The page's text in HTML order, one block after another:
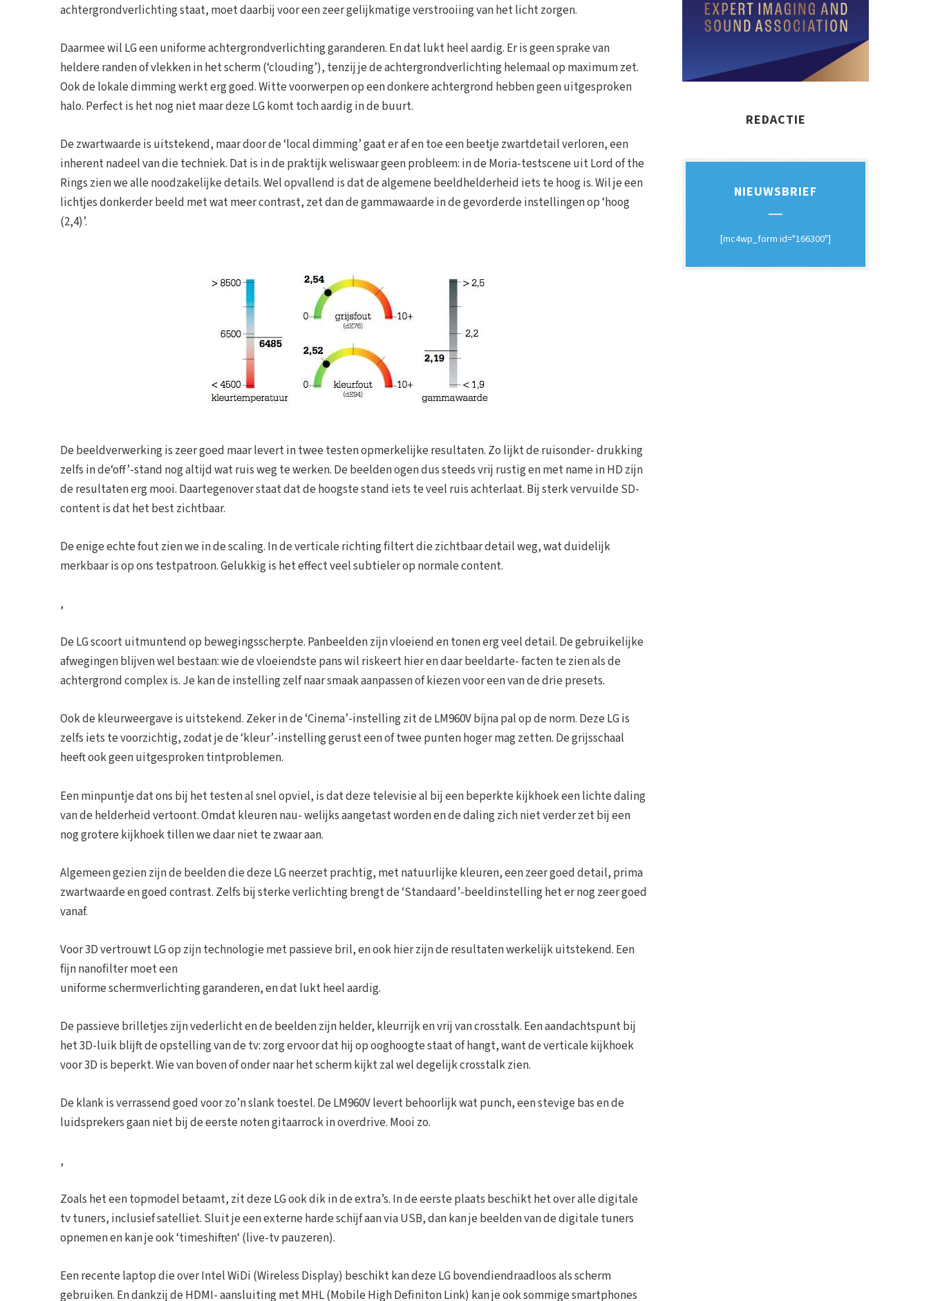
achtergrondverlichting staat, moet daarbij voor een zeer gelijkmatige verstrooiing van het licht zorgen.
Daarmee wil LG een uniforme achtergrondverlichting garanderen. En dat lukt heel aardig. Er is geen sprake van
heldere randen of vlekken in het scherm (‘clouding’), tenzij je de achtergrondverlichting helemaal op maximum zet.
Ook de lokale dimming werkt erg goed. Witte voorwerpen op een donkere achtergrond hebben geen uitgesproken
halo. Perfect is het nog niet maar deze LG komt toch aardig in de buurt.
De zwartwaarde is uitstekend, maar door de ‘local dimming’ gaat er af en toe een beetje zwartdetail verloren, een
inherent nadeel van die techniek. Dat is in de praktijk weliswaar geen probleem: in de Moria-testscene uit Lord of the
Rings zien we alle noodzakelijke details. Wel opvallend is dat de algemene beeldhelderheid iets te hoog is. Wil je een
lichtjes donkerder beeld met wat meer contrast, zet dan de gammawaarde in de gevorderde instellingen op ‘hoog
(2,4)’.
De beeldverwerking is zeer goed maar levert in twee testen opmerkelijke resultaten. Zo lijkt de ruisonder- drukking
zelfs in de‘off’-stand nog altijd wat ruis weg te werken. De beelden ogen dus steeds vrij rustig en met name in HD zijn
de resultaten erg mooi. Daartegenover staat dat de hoogste stand iets te veel ruis achterlaat. Bij sterk vervuilde SD-
content is dat het best zichtbaar.
De enige echte fout zien we in de scaling. In de verticale richting filtert die zichtbaar detail weg, wat duidelijk
merkbaar is op ons testpatroon. Gelukkig is het effect veel subtieler op normale content.
,
De LG scoort uitmuntend op bewegingsscherpte. Panbeelden zijn vloeiend en tonen erg veel detail. De gebruikelijke
afwegingen blijven wel bestaan: wie de vloeiendste pans wil riskeert hier en daar beeldarte- facten te zien als de
achtergrond complex is. Je kan de instelling zelf naar smaak aanpassen of kiezen voor een van de drie presets.
Ook de kleurweergave is uitstekend. Zeker in de ‘Cinema’-instelling zit de LM960V bijna pal op de norm. Deze LG is
zelfs iets te voorzichtig, zodat je de ‘kleur’-instelling gerust een of twee punten hoger mag zetten. De grijsschaal
heeft ook geen uitgesproken tintproblemen.
Een minpuntje dat ons bij het testen al snel opviel, is dat deze televisie al bij een beperkte kijkhoek een lichte daling
van de helderheid vertoont. Omdat kleuren nau- welijks aangetast worden en de daling zich niet verder zet bij een
nog grotere kijkhoek tillen we daar niet te zwaar aan.
Algemeen gezien zijn de beelden die deze LG neerzet prachtig, met natuurlijke kleuren, een zeer goed detail, prima
zwartwaarde en goed contrast. Zelfs bij sterke verlichting brengt de ‘Standaard’-beeldinstelling het er nog zeer goed
vanaf.
Voor 3D vertrouwt LG op zijn technologie met passieve bril, en ook hier zijn de resultaten werkelijk uitstekend. Een
fijn nanofilter moet een
uniforme schermverlichting garanderen, en dat lukt heel aardig.
De passieve brilletjes zijn vederlicht en de beelden zijn helder, kleurrijk en vrij van crosstalk. Een aandachtspunt bij
het 3D-luik blijft de opstelling van de tv: zorg ervoor dat hij op ooghoogte staat of hangt, want de verticale kijkhoek
voor 3D is beperkt. Wie van boven of onder naar het scherm kijkt zal wel degelijk crosstalk zien.
De klank is verrassend goed voor zo’n slank toestel. De LM960V levert behoorlijk wat punch, een stevige bas en de
luidsprekers gaan niet bij de eerste noten gitaarrock in overdrive. Mooi zo.
,
Zoals het een topmodel betaamt, zit deze LG ook dik in de extra’s. In de eerste plaats beschikt het over alle digitale
tv tuners, inclusief satelliet. Sluit je een externe harde schijf aan via USB, dan kan je beelden van de digitale tuners
opnemen en kan je ook ‘timeshiften‘ (live-tv pauzeren).
Een recente laptop die over Intel WiDi (Wireless Display) beschikt kan deze LG bovendiendraadloos als scherm
gebruiken. En dankzij de HDMI- aansluiting met MHL (Mobile High Definiton Link) kan je ook sommige smartphones
REDACTIE
NIEUWSBRIEF
[mc4wp_form id="166300"]